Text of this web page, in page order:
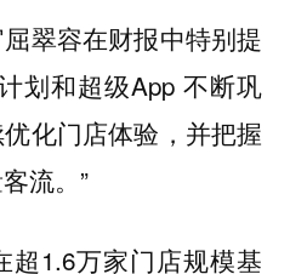
翠容在财报中特别提
划和超级App 不断巩
化门店体验，并把握
流。”
超1.6万家门店规模基